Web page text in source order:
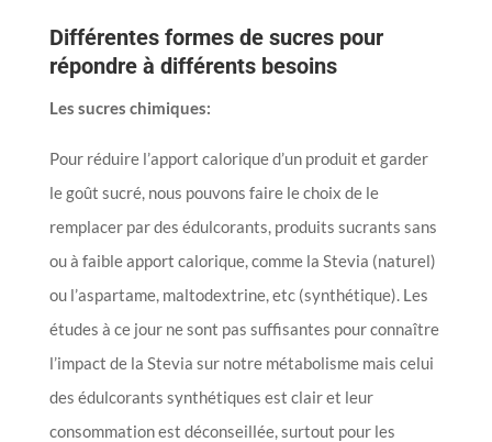
Différentes formes de sucres pour
répondre à différents besoins
Les sucres chimiques:
Pour réduire l’apport calorique d’un produit et garder
le goût sucré, nous pouvons faire le choix de le
remplacer par des édulcorants, produits sucrants sans
ou à faible apport calorique, comme la Stevia (naturel)
ou l’aspartame, maltodextrine, etc (synthétique). Les
études à ce jour ne sont pas suffisantes pour connaître
l’impact de la Stevia sur notre métabolisme mais celui
des édulcorants synthétiques est clair et leur
consommation est déconseillée, surtout pour les